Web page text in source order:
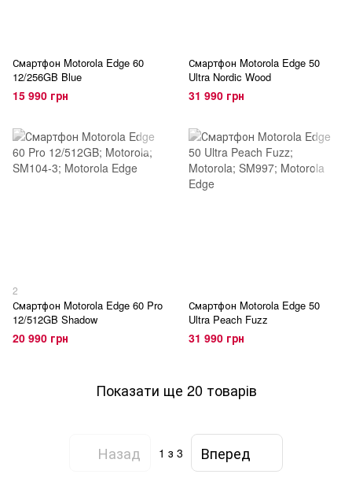
Смартфон Motorola Edge 60
12/256GB Blue
15 990 грн
Смартфон Motorola Edge 50
Ultra Nordic Wood
31 990 грн
2
Смартфон Motorola Edge 60 Pro
12/512GB Shadow
20 990 грн
Смартфон Motorola Edge 50
Ultra Peach Fuzz
31 990 грн
Показати ще 20 товарів
Назад 1 з 3 Вперед